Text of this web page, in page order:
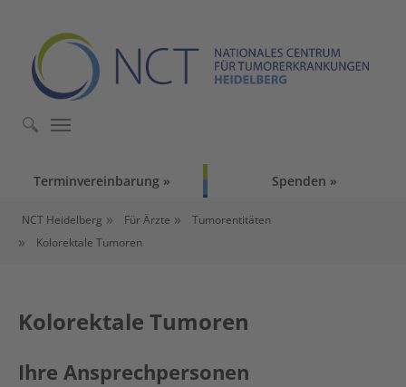
Terminvereinbarung Spenden
NCT Heidelberg Für Ärzte
Tumorentitäten
Kolorektale Tumoren
Kolorektale Tumoren
Ihre Ansprechpersonen